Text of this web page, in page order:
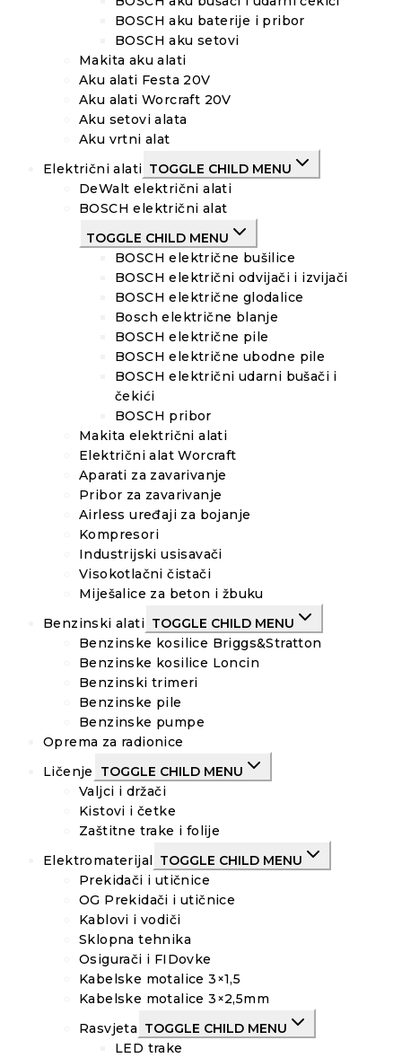
BOSCH aku baterije i pribor
BOSCH aku setovi
Makita aku alati
Aku alati Festa 20V
Aku alati Worcraft 20V
Aku setovi alata
Aku vrtni alat
Električni alati TOGGLE CHILD MENU
DeWalt električni alati
BOSCH električni alat
TOGGLE CHILD MENU
BOSCH električne bušilice
BOSCH električni odvijači i izvijači
BOSCH električne glodalice
Bosch električne blanje
BOSCH električne pile
BOSCH električne ubodne pile
BOSCH električni udarni bušači i
čekići
BOSCH pribor
Makita električni alati
Električni alat Worcraft
Aparati za zavarivanje
Pribor za zavarivanje
Airless uređaji za bojanje
Kompresori
Industrijski usisavači
Visokotlačni čistači
Miješalice za beton i žbuku
Benzinski alati TOGGLE CHILD MENU
Benzinske kosilice Briggs&Stratton
Benzinske kosilice Loncin
Benzinski trimeri
Benzinske pile
Benzinske pumpe
Oprema za radionice
Ličenje
TOGGLE CHILD MENU
Valjci i držači
Kistovi i četke
Zaštitne trake i folije
Elektromaterijal
TOGGLE CHILD MENU
Prekidači i utičnice
OG Prekidači i utičnice
Kablovi i vodiči
Sklopna tehnika
Osigurači i FIDovke
Kabelske motalice 3×1,5
Kabelske motalice 3×2,5mm
Rasvjeta TOGGLE CHILD MENU
LED trake